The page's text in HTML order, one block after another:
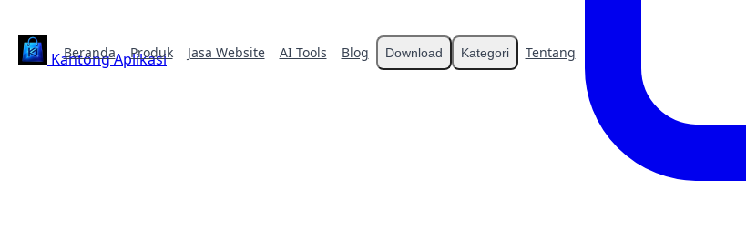
Kantong Aplikasi
Beranda Produk Jasa Website AI Tools Blog Download Kategori Tentang